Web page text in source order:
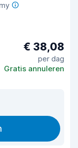
€ 38,08
per dag
Gratis annuleren